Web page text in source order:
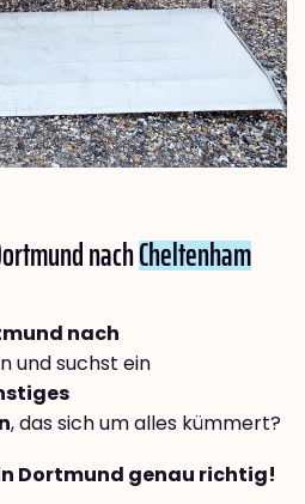
nachCheltenham
nach
und suchst ein
, das sich um alles kümmert?
Dortmund genau richtig!